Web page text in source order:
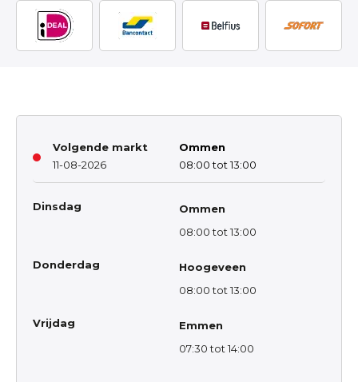
Volgende markt
11-08-2026
Ommen
08:00 tot 13:00
Dinsdag
Ommen
08:00 tot 13:00
Donderdag
Hoogeveen
08:00 tot 13:00
Vrijdag
Emmen
07:30 tot 14:00